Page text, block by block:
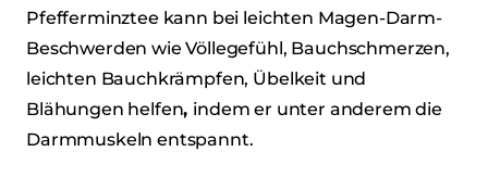
Pfefferminztee kann bei leichten Magen-Darm-
Beschwerden wie Völlegefühl, Bauchschmerzen,
leichten Bauchkrämpfen, Übelkeit und
Blähungen helfen, indem er unter anderem die
Darmmuskeln entspannt.